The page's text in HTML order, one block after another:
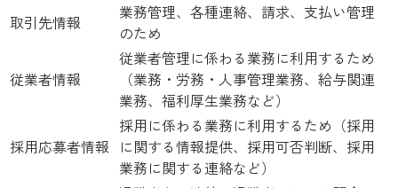
取引先情報
業務管理、各種連絡、請求、支払い管理
のため
従業者情報
従業者管理に係わる業務に利用するため
（業務・労務・人事管理業務、給与関連
業務、福利厚生業務など）
採用応募者情報
採用に係わる業務に利用するため（採用
に関する情報提供、採用可否判断、採用
業務に関する連絡など）